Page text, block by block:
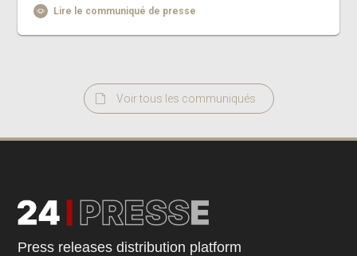
Lire le communiqué de presse
Voir tous les communiqués
Press releases distribution platform